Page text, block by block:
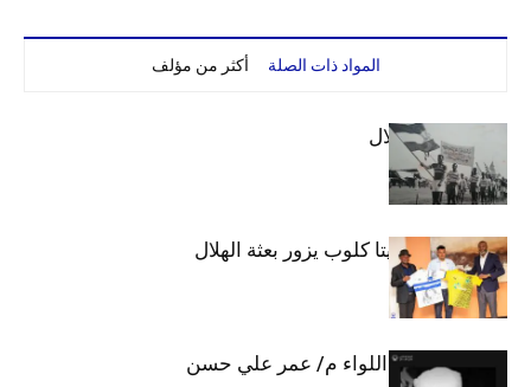
المواد ذات الصلة أكثر من مؤلف
الهلال والاستقلال
وفد رفيع من فيتا كلوب يزور بعثة الهلال
الهلال يحتسب اللواء م/ عمر علي حسن